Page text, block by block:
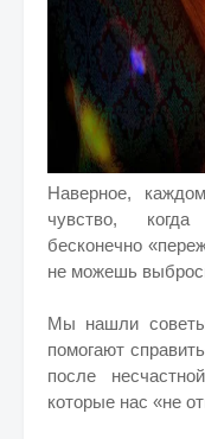
Наверное,
чувство,
бесконечно
не можешь
Мы нашли советы
помогают
после
которые нас «не